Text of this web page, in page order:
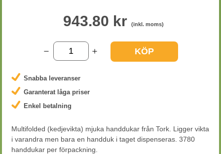
943.80 kr (inkl. moms)
KÖP
Snabba leveranser
Garanterat låga priser
Enkel betalning
Multifolded (kedjevikta) mjuka handdukar från Tork. Ligger vikta
i varandra men bara en handduk i taget dispenseras. 3780
handdukar per förpackning.